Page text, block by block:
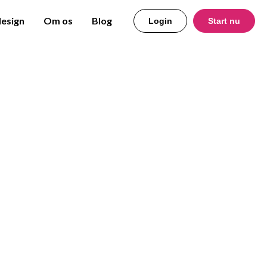
Om os Blog Login Start nu